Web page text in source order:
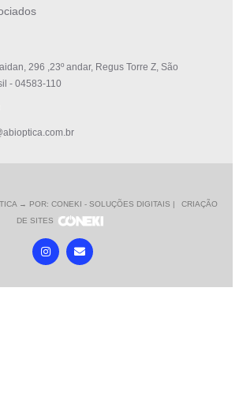
296 ,23º andar, Regus Torre Z, São
- 04583-110
→ POR: CONEKI - SOLUÇÕES DIGITAIS |
CRIAÇÃO
DE SITES